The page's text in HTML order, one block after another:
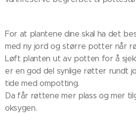
For at plantene dine skal ha det
med ny jord og større potter når
Løft planten ut av potten for å
er en god del synlige røtter rundt
tide med ompotting.
Da får røttene mer plass og mer
oksygen.